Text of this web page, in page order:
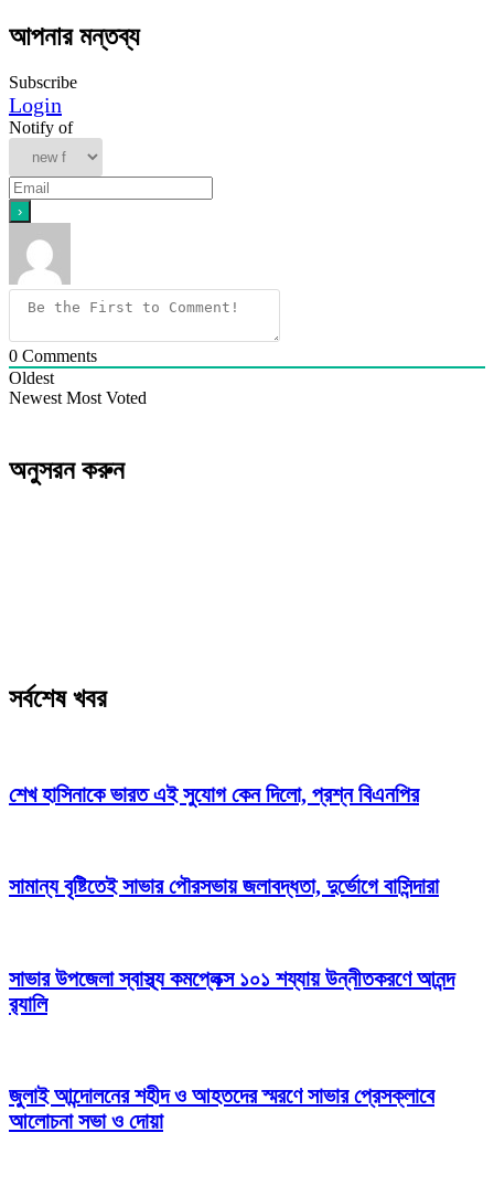
আপনার মন্তব্য
Subscribe
Login
Notify of
0 Comments
Oldest
Newest Most Voted
অনুসরন করুন
সর্বশেষ খবর
শেখ হাসিনাকে ভারত এই সুযোগ কেন দিলো, প্রশ্ন বিএনপির
সামান্য বৃষ্টিতেই সাভার পৌরসভায় জলাবদ্ধতা, দুর্ভোগে বাসিন্দারা
সাভার উপজেলা স্বাস্থ্য কমপ্লেক্স ১০১ শয্যায় উন্নীতকরণে আনন্দ
র‍্যালি
জুলাই আন্দোলনের শহীদ ও আহতদের স্মরণে সাভার প্রেসক্লাবে
আলোচনা সভা ও দোয়া